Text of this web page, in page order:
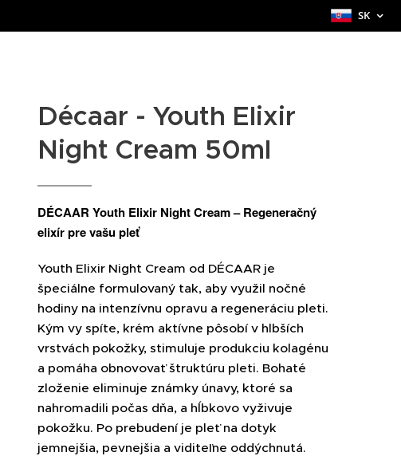
SK
Décaar - Youth Elixir
Night Cream 50ml
DÉCAAR Youth Elixir Night Cream – Regeneračný
elixír pre vašu pleť
Youth Elixir Night Cream od DÉCAAR je
špeciálne formulovaný tak, aby využil nočné
hodiny na intenzívnu opravu a regeneráciu pleti.
Kým vy spíte, krém aktívne pôsobí v hlbších
vrstvách pokožky, stimuluje produkciu kolagénu
a pomáha obnovovať štruktúru pleti. Bohaté
zloženie eliminuje známky únavy, ktoré sa
nahromadili počas dňa, a hĺbkovo vyživuje
pokožku. Po prebudení je pleť na dotyk
jemnejšia, pevnejšia a viditeľne oddýchnutá.